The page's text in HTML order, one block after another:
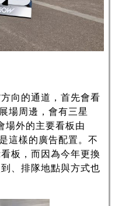
向的通道，首先會看
場周邊，會有三星
場外的主要看板由
這樣的廣告配置。不
板，而因為今年更換
、排隊地點與方式也